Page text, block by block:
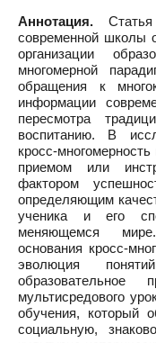
Аннотация.
современной школы
организации
многомерной
обращения к
информации
пересмотра
воспитанию. В
кросс-
приемом или
фактором
определяющим
ученика и его
меняющемся
основания кросс-
эволюция
образовательное
мультисредового
обучения, который
социальную,